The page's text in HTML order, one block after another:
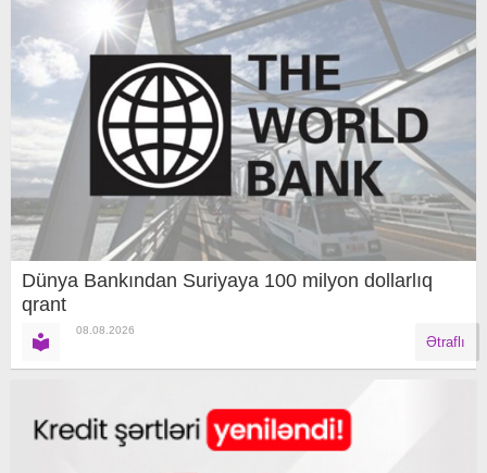
Dünya Bankından Suriyaya 100 milyon dollarlıq
qrant
08.08.2026
Ətraflı